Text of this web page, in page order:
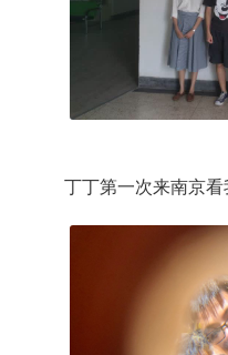
丁丁第一次来南京看